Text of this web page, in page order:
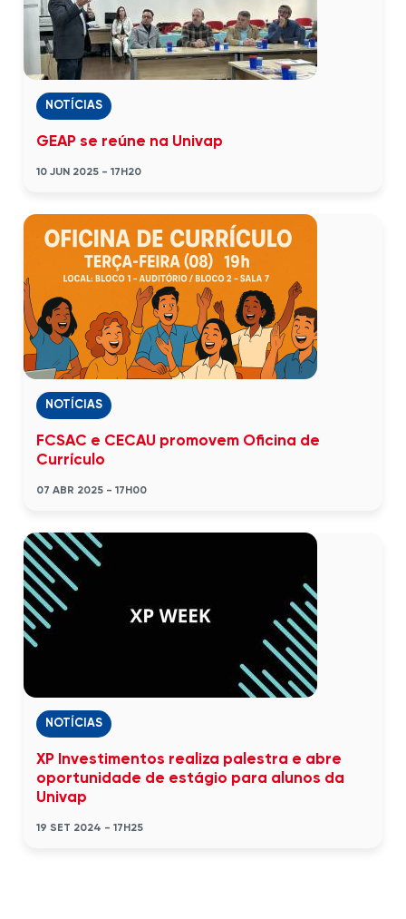
NOTÍCIAS
GEAP se reúne na Univap
10 JUN 2025 - 17H20
NOTÍCIAS
FCSAC e CECAU promovem Oficina de
Currículo
07 ABR 2025 - 17H00
NOTÍCIAS
XP Investimentos realiza palestra e abre
oportunidade de estágio para alunos da
Univap
19 SET 2024 - 17H25